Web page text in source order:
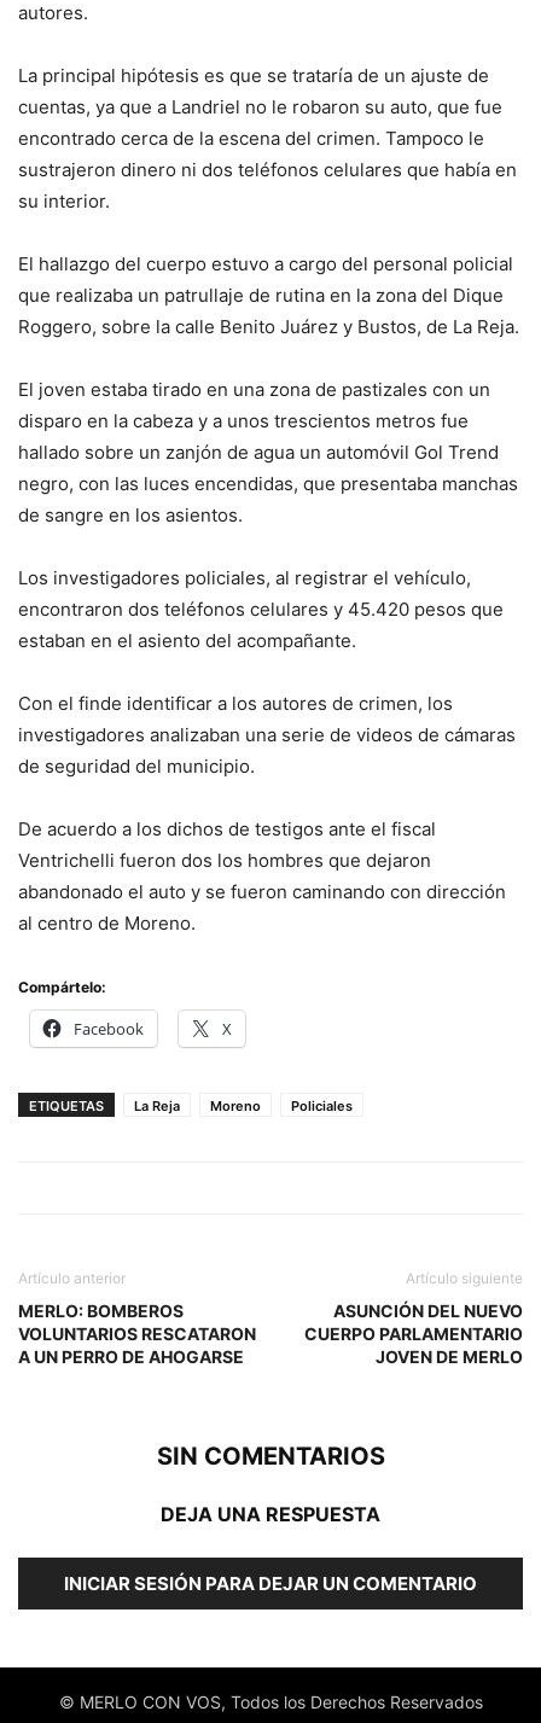
autores.
La principal hipótesis es que se trataría de un ajuste de
cuentas, ya que a Landriel no le robaron su auto, que fue
encontrado cerca de la escena del crimen. Tampoco le
sustrajeron dinero ni dos teléfonos celulares que había en
su interior.
El hallazgo del cuerpo estuvo a cargo del personal policial
que realizaba un patrullaje de rutina en la zona del Dique
Roggero, sobre la calle Benito Juárez y Bustos, de La Reja.
El joven estaba tirado en una zona de pastizales con un
disparo en la cabeza y a unos trescientos metros fue
hallado sobre un zanjón de agua un automóvil Gol Trend
negro, con las luces encendidas, que presentaba manchas
de sangre en los asientos.
Los investigadores policiales, al registrar el vehículo,
encontraron dos teléfonos celulares y 45.420 pesos que
estaban en el asiento del acompañante.
Con el finde identificar a los autores de crimen, los
investigadores analizaban una serie de videos de cámaras
de seguridad del municipio.
De acuerdo a los dichos de testigos ante el fiscal
Ventrichelli fueron dos los hombres que dejaron
abandonado el auto y se fueron caminando con dirección
al centro de Moreno.
Compártelo:
Facebook X
ETIQUETAS La Reja Moreno Policiales
Artículo anterior
MERLO: BOMBEROS
VOLUNTARIOS RESCATARON
A UN PERRO DE AHOGARSE
Artículo siguiente
ASUNCIÓN DEL NUEVO
CUERPO PARLAMENTARIO
JOVEN DE MERLO
SIN COMENTARIOS
DEJA UNA RESPUESTA
INICIAR SESIÓN PARA DEJAR UN COMENTARIO
© MERLO CON VOS, Todos los Derechos Reservados